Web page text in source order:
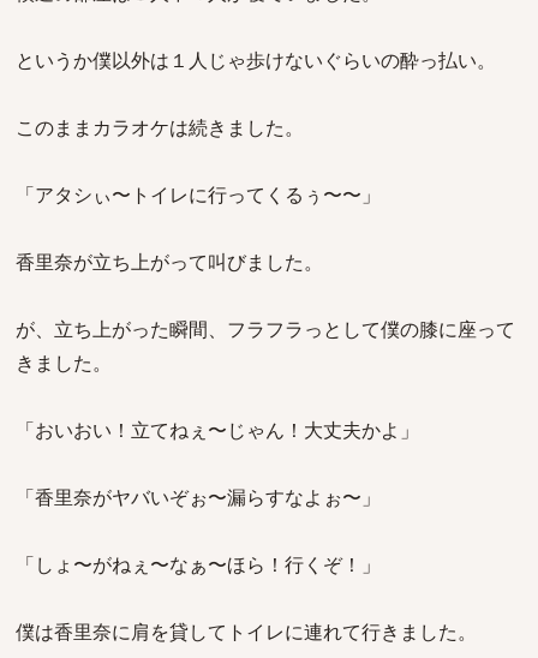
というか僕以外は１人じゃ歩けないぐらいの酔っ払い。
このままカラオケは続きました。
「アタシぃ〜トイレに行ってくるぅ〜〜」
香里奈が立ち上がって叫びました。
が、立ち上がった瞬間、フラフラっとして僕の膝に座って
きました。
「おいおい！立てねぇ〜じゃん！大丈夫かよ」
「香里奈がヤバいぞぉ〜漏らすなよぉ〜」
「しょ〜がねぇ〜なぁ〜ほら！行くぞ！」
僕は香里奈に肩を貸してトイレに連れて行きました。